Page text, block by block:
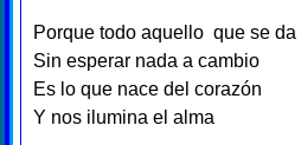
Porque todo aquello que se da
Sin esperar nada a cambio
Es lo que nace del corazón
Y nos ilumina el alma